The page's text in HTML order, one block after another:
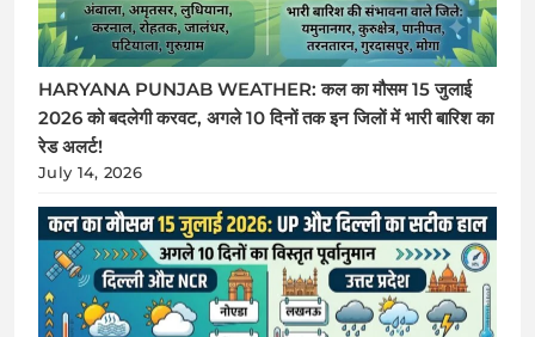
HARYANA PUNJAB WEATHER: कल का मौसम 15 जुलाई
2026 को बदलेगी करवट, अगले 10 दिनों तक इन जिलों में भारी बारिश का
रेड अलर्ट!
July 14, 2026